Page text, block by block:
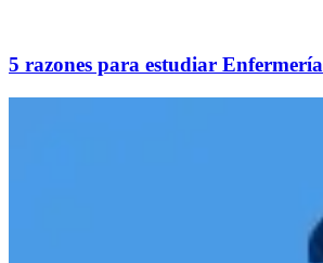
5 razones para estudiar Enfermería